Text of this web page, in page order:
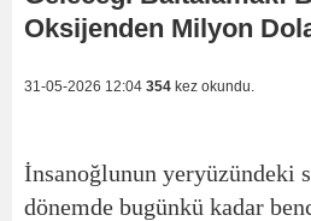
Oksijenden Milyon
31-05-2026 12:04 354 kez okundu.
İnsanoğlunun yeryüzündeki
dönemde bugünkü kadar